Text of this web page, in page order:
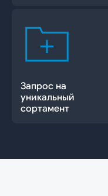
Запрос на
уникальный
сортамент